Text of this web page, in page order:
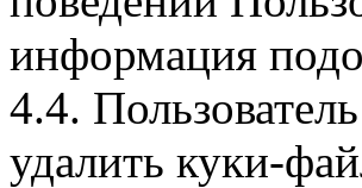
информация
4.4.
удалить куки-